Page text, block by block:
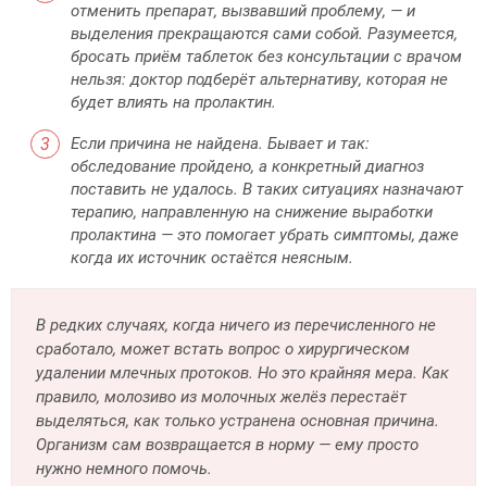
отменить препарат, вызвавший проблему, — и
выделения прекращаются сами собой. Разумеется,
бросать приём таблеток без консультации с врачом
нельзя: доктор подберёт альтернативу, которая не
будет влиять на пролактин.
Если причина не найдена. Бывает и так:
обследование пройдено, а конкретный диагноз
поставить не удалось. В таких ситуациях назначают
терапию, направленную на снижение выработки
пролактина — это помогает убрать симптомы, даже
когда их источник остаётся неясным.
В редких случаях, когда ничего из перечисленного не
сработало, может встать вопрос о хирургическом
удалении млечных протоков. Но это крайняя мера. Как
правило, молозиво из молочных желёз перестаёт
выделяться, как только устранена основная причина.
Организм сам возвращается в норму — ему просто
нужно немного помочь.